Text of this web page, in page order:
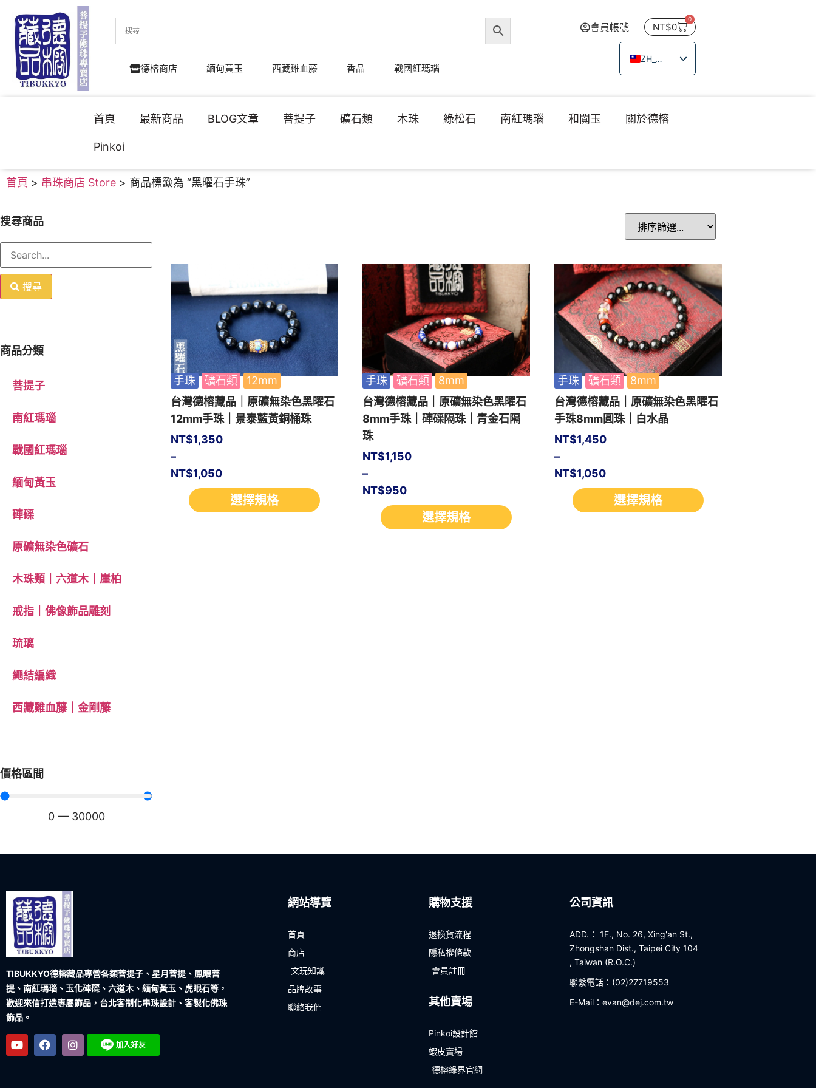
德榕商店 緬甸黃玉 西藏雞血藤 香品 戰國紅瑪瑙
會員帳號 NT$0
0
ZH_TW
EN
JA
TH
首頁 最新商品 BLOG文章 菩提子 礦石類 木珠 綠松石 南紅瑪瑙 和闐玉 關於德榕
Pinkoi
首頁 > 串珠商店 Store > 商品標籤為 “黑曜石手珠”
搜尋商品
搜尋
商品分類
菩提子
南紅瑪瑙
戰國紅瑪瑙
緬甸黃玉
硨磲
原礦無染色礦石
木珠類｜六道木｜崖柏
戒指｜佛像飾品雕刻
琉璃
繩結編織
西藏雞血藤｜金剛藤
價格區間
0 — 30000
手珠 礦石類
12mm
台灣德榕藏品｜原礦無染色黑曜石
12mm手珠｜景泰藍黃銅桶珠
NT$1,050
–
NT$1,350
選擇規格
手珠 礦石類
8mm
台灣德榕藏品｜原礦無染色黑曜石
8mm手珠｜硨磲隔珠｜青金石隔
珠
NT$950
–
NT$1,150
選擇規格
手珠 礦石類
8mm
台灣德榕藏品｜原礦無染色黑曜石
手珠8mm圓珠｜白水晶
NT$1,050
–
NT$1,450
選擇規格
TIBUKKYO德榕藏品專營各類菩提子、星月菩提、鳳眼菩
提、南紅瑪瑙、玉化硨磲、六道木、緬甸黃玉、虎眼石等，
歡迎來信打造專屬飾品，台北客制化串珠設計、客製化佛珠
飾品。
網站導覽
首頁
商店
文玩知識
品牌故事
聯絡我們
購物支援
退換貨流程
隱私權條款
會員註冊
其他賣場
Pinkoi設計館
蝦皮賣場
德榕綠界官網
公司資訊
ADD.： 1F., No. 26, Xing'an St.,
Zhongshan Dist., Taipei City 104
, Taiwan (R.O.C.)
聯繫電話：(02)27719553
E-Mail：evan@dej.com.tw